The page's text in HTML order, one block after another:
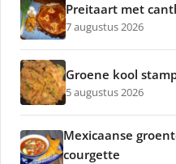
Preitaart met
7 augustus 2026
Groene kool
5 augustus 2026
Mexicaanse
courgette